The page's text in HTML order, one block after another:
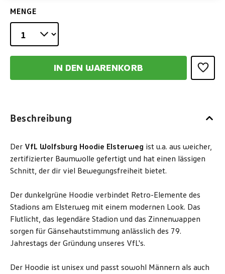
MENGE
IN DEN WARENKORB
Beschreibung
Der VfL Wolfsburg Hoodie Elsterweg ist u.a. aus weicher,
zertifizierter Baumwolle gefertigt und hat einen lässigen
Schnitt, der dir viel Bewegungsfreiheit bietet.
Der dunkelgrüne Hoodie verbindet Retro-Elemente des
Stadions am Elsterweg mit einem modernen Look. Das
Flutlicht, das legendäre Stadion und das Zinnenwappen
sorgen für Gänsehautstimmung anlässlich des 79.
Jahrestags der Gründung unseres VfL's.
Der Hoodie ist unisex und passt sowohl Männern als auch